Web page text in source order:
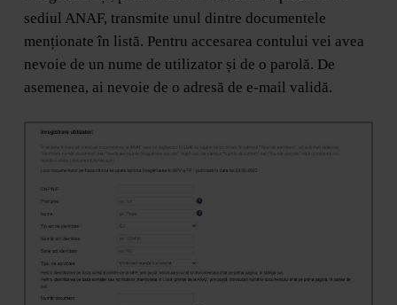
sediul ANAF, transmite unul dintre documentele
menționate în listă. Pentru accesarea contului vei avea
nevoie de un nume de utilizator și de o parolă. De
asemenea, ai nevoie de o adresă de e-mail validă.